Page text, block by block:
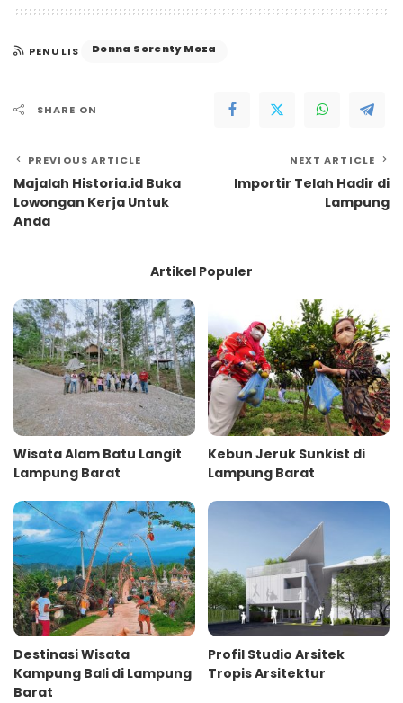
PENULIS Donna Sorenty Moza
SHARE ON
PREVIOUS ARTICLE
Majalah Historia.id Buka
Lowongan Kerja Untuk
Anda
NEXT ARTICLE
Importir Telah Hadir di
Lampung
Artikel Populer
Wisata Alam Batu Langit
Lampung Barat
Kebun Jeruk Sunkist di
Lampung Barat
Destinasi Wisata
Kampung Bali di Lampung
Barat
Profil Studio Arsitek
Tropis Arsitektur